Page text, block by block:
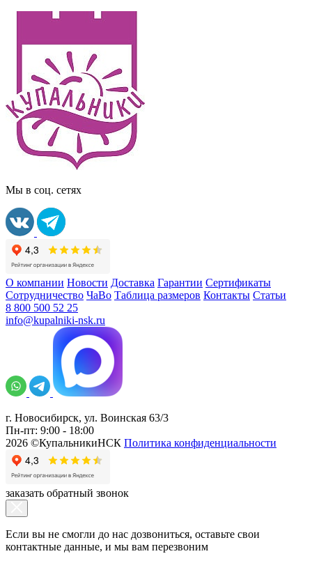
Мы в соц. сетях
О компании Новости Доставка Гарантии Сертификаты
Сотрудничество ЧаВо Таблица размеров Контакты Статьи
8 800 500 52 25
info@kupalniki-nsk.ru
г. Новосибирск, ул. Воинская 63/3
Пн-пт: 9:00 - 18:00
2026 ©КупальникиНСК Политика конфиденциальности
заказать обратный звонок
Если вы не смогли до нас дозвониться, оставьте свои
контактные данные, и мы вам перезвоним